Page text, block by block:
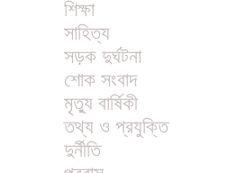
শিক্ষা
সাহিত্য
সড়ক দুর্ঘটনা
শোক সংবাদ
মৃত্যু বার্ষিকী
তথ্য ও প্রযুক্তি
দুর্নীতি